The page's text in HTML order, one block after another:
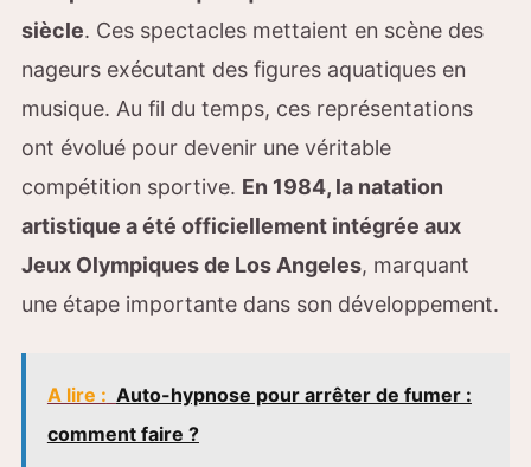
siècle. Ces spectacles mettaient en scène des
nageurs exécutant des figures aquatiques en
musique. Au fil du temps, ces représentations
ont évolué pour devenir une véritable
compétition sportive. En 1984, la natation
artistique a été officiellement intégrée aux
Jeux Olympiques de Los Angeles, marquant
une étape importante dans son développement.
A lire : Auto-hypnose pour arrêter de fumer :
comment faire ?